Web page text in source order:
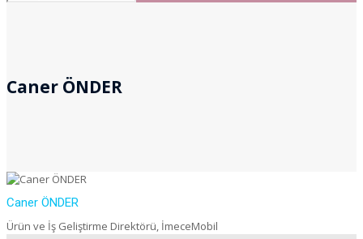
Caner ÖNDER
Caner ÖNDER
Ürün ve İş Geliştirme Direktörü, İmeceMobil